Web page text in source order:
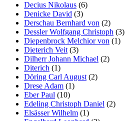
Decius Nikolaus (6)
Denicke David (3)
Derschau Bernhard von (2)
Dessler Wolfgang Christoph (3)
Diepenbrock Melchior von (1)
Dieterich Veit (3)
Dilherr Johann Michael (2)
Diterich (1)
Döring Carl August (2)
Drese Adam (1)
Eber Paul (10)
Edeling Christoph Daniel (2)
Elsässer Wilhelm (1)